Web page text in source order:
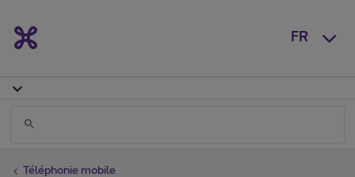
FR
Téléphonie mobile